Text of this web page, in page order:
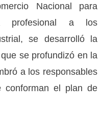
Nacional para
profesional a los
se desarrolló la
se profundizó en la
a los responsables
conforman el plan de